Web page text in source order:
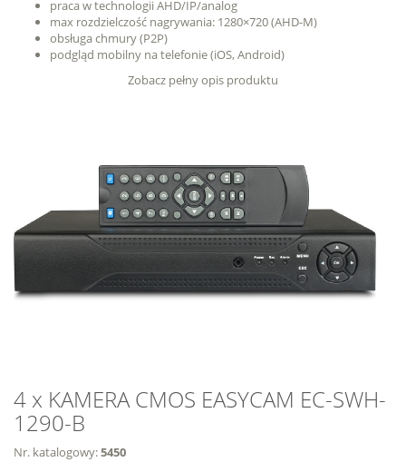
praca w technologii AHD/IP/analog
max rozdzielczość nagrywania: 1280×720 (AHD-M)
obsługa chmury (P2P)
podgląd mobilny na telefonie (iOS, Android)
Zobacz pełny opis produktu
4 x KAMERA CMOS EASYCAM EC-SWH-
1290-B
Nr. katalogowy:5450